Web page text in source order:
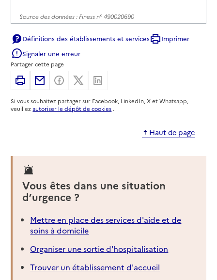
Source des données : Finess n° 490020690
Mis à jour le : 05/08/2026
Service autonomie à domicile (aide)
Auton'home services
Adresse
23 avenue du Général de Gaulle
49400- Saumur
02 41 51 54 32
Voir la fiche
Source des données : Finess n° 490021615
Mis à jour le : 05/08/2026
Service autonomie à domicile (aide)
Domaliance
49400-Saumur
02 41 67 48 57
Site internet
Définitions des établissements et services
Imprimer
Signaler une erreur
Partager cette page
ImprimerPartager par email
Partager sur Facebook
Partager sur X
Si vous souhaitez partager sur Facebook, LinkedIn, X et Whatsapp,
veuillezautoriser le dépôt de cookies .
Haut de page
Vous êtes dans une situation
d’urgence ?
Mettre en place des services d'aide et de
soins à domicile
Organiser une sortie d'hospitalisation
Trouver un établissement d'accueil